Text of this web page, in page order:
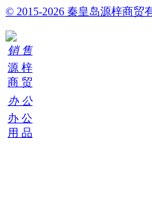
© 2015-2026 秦皇岛源梓商贸
销 售
源 梓
商 贸
办 公
办 公
用 品